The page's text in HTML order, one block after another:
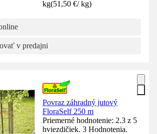
kg(51,50 €/ kg)
v predajni
Povraz záhradný jutový
FloraSelf 250 m
Priemerné hodnotenie: 2.3 z 5
hviezdičiek. 3 Hodnotenia.